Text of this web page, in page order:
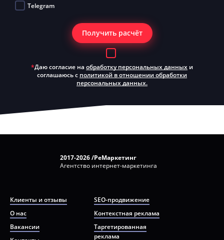
Telegram
*Даю согласие на обработку персональных данных и
соглашаюсь с политикой в отношении обработки
персональных данных.
Получить расчёт
2017-2026 /РеМаркетинг
Агентство интернет-маркетинга
Клиенты и отзывы
О нас
Вакансии
SEO-продвижение
Контекстная реклама
Таргетированная
реклама